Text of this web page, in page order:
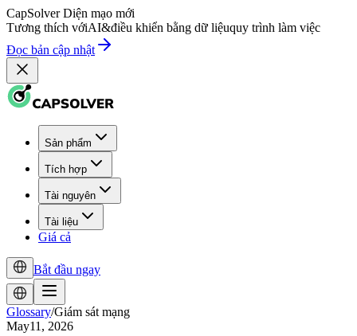
CapSolver Diện mạo mới
Tương thích vớiAI&điều khiển bằng dữ liệuquy trình làm việc
Đọc bản cập nhật
Sản phẩm
Tích hợp
Tài nguyên
Tài liệu
Giá cả
Bắt đầu ngay
Glossary/Giám sát mạng
May11, 2026